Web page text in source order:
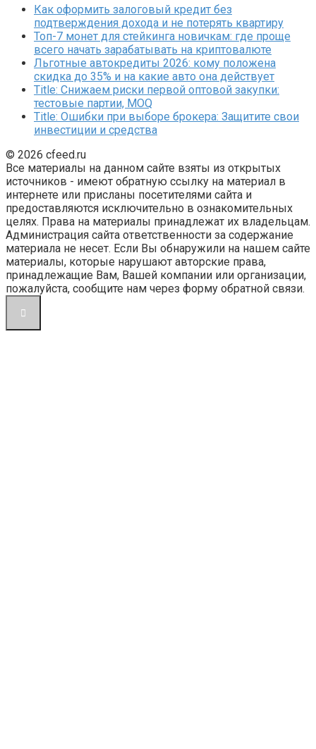
Как оформить залоговый кредит без
подтверждения дохода и не потерять квартиру
Топ-7 монет для стейкинга новичкам: где проще
всего начать зарабатывать на криптовалюте
Льготные автокредиты 2026: кому положена
скидка до 35% и на какие авто она действует
Title: Снижаем риски первой оптовой закупки:
тестовые партии, MOQ
Title: Ошибки при выборе брокера: Защитите свои
инвестиции и средства
© 2026 cfeed.ru
Все материалы на данном сайте взяты из открытых
источников - имеют обратную ссылку на материал в
интернете или присланы посетителями сайта и
предоставляются исключительно в ознакомительных
целях. Права на материалы принадлежат их владельцам.
Администрация сайта ответственности за содержание
материала не несет. Если Вы обнаружили на нашем сайте
материалы, которые нарушают авторские права,
принадлежащие Вам, Вашей компании или организации,
пожалуйста, сообщите нам через форму обратной связи.